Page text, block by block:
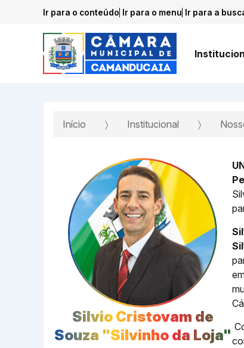
Ir para o conteúdo Ir para o menu Ir para a
Início Institucional
Silvio Cristovam de
Souza "Silvinho da Loja"